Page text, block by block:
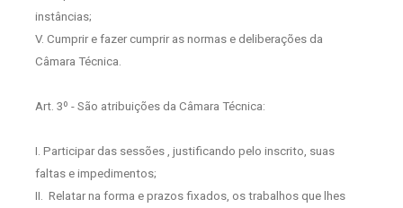
instâncias;
V. Cumprir e fazer cumprir as normas e deliberações da
Câmara Técnica.
Art. 3º - São atribuições da Câmara Técnica:
I. Participar das sessões , justificando pelo inscrito, suas
faltas e impedimentos;
II.
Relatar na forma e prazos fixados, os trabalhos que lhes